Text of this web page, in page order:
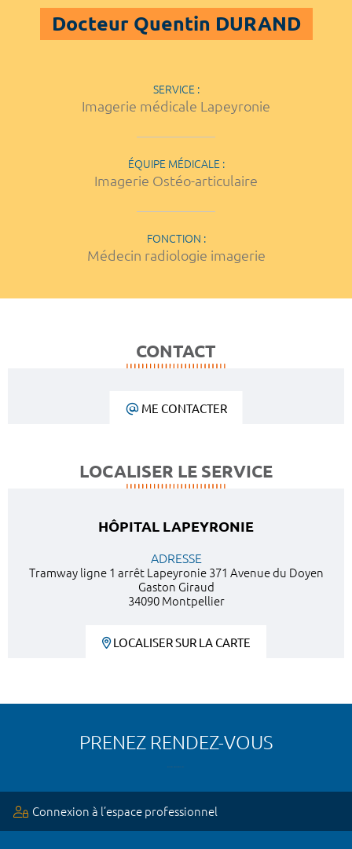
Docteur Quentin DURAND
SERVICE :
Imagerie médicale Lapeyronie
ÉQUIPE MÉDICALE :
Imagerie Ostéo-articulaire
FONCTION :
Médecin radiologie imagerie
CONTACT
ME CONTACTER
LOCALISER LE SERVICE
HÔPITAL LAPEYRONIE
ADRESSE
Tramway ligne 1 arrêt Lapeyronie 371 Avenue du Doyen
Gaston Giraud
34090 Montpellier
LOCALISER SUR LA CARTE
PRENEZ RENDEZ-VOUS
Connexion à l’espace professionnel